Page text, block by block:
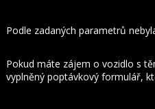
Podle zadaných parametrů
Pokud máte zájem o vozidlo s
vyplněný poptávkový formulář,